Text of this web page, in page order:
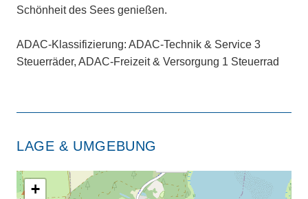
Schönheit des Sees genießen.
ADAC-Klassifizierung: ADAC-Technik & Service 3
Steuerräder, ADAC-Freizeit & Versorgung 1 Steuerrad
LAGE & UMGEBUNG
+